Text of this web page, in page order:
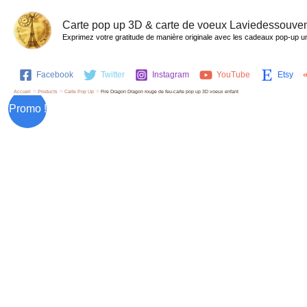
contenu
Carte pop up 3D & carte de voeux
Exprimez votre gratitude de manière originale avec les cadeaux pop-up
Facebook Twitter Instagram YouTube Etsy
Accueil Products Carte Pop Up Fire Dragon Dragon rouge de feu-carte pop up 3D voeux enfant
Promo !